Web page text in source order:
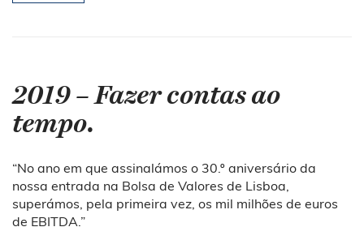
2019 – Fazer contas ao
tempo.
“No ano em que assinalámos o 30.º aniversário da
nossa entrada na Bolsa de Valores de Lisboa,
superámos, pela primeira vez, os mil milhões de euros
de EBITDA.”